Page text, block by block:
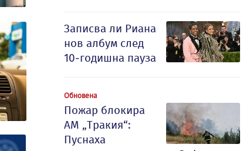
Записва ли Риана
нов албум след
10-годишна пауза
Обновена
Пожар блокира
АМ „Тракия“:
Пуснаха